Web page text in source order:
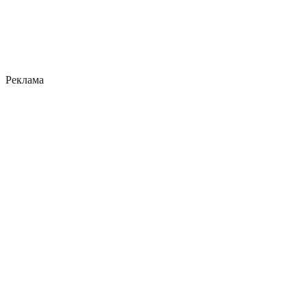
Реклама